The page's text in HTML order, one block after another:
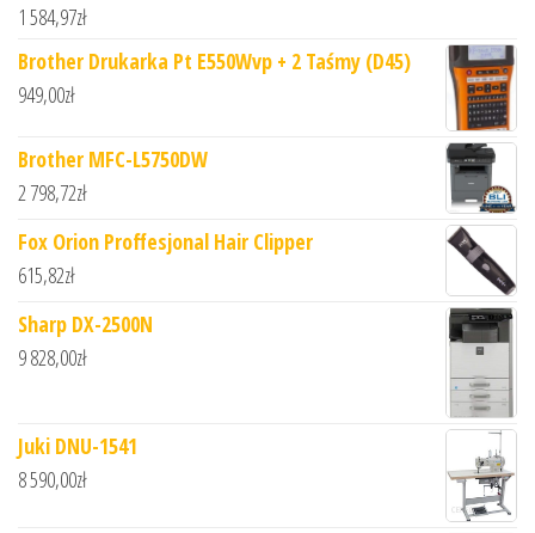
1 584,97zł
Brother Drukarka Pt E550Wvp + 2 Taśmy (D45)
949,00zł
Brother MFC-L5750DW
2 798,72zł
Fox Orion Proffesjonal Hair Clipper
615,82zł
Sharp DX-2500N
9 828,00zł
Juki DNU-1541
8 590,00zł